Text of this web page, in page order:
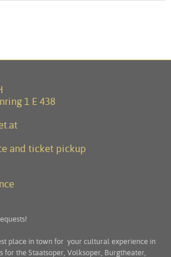
1 E 438
and ticket pickup
place in town for your cultural experience in
for the Staatsoper, Volksoper, Burgtheater,